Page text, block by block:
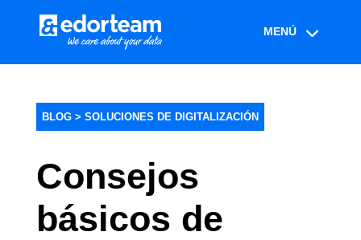
BLOG > SOLUCIONES DE DIGITALIZACIÓN
Consejos
básicos de